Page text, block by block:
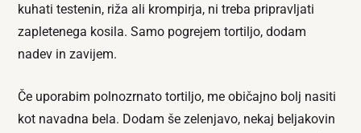
kuhati testenin, riža ali krompirja, ni treba pripravljati
zapletenega kosila. Samo pogrejem tortiljo, dodam
nadev in zavijem.
Če uporabim polnozrnato tortiljo, me običajno bolj nasiti
kot navadna bela. Dodam še zelenjavo, nekaj beljakovin